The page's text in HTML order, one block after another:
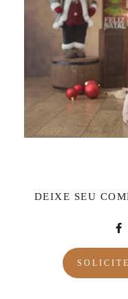
DEIXE SEU